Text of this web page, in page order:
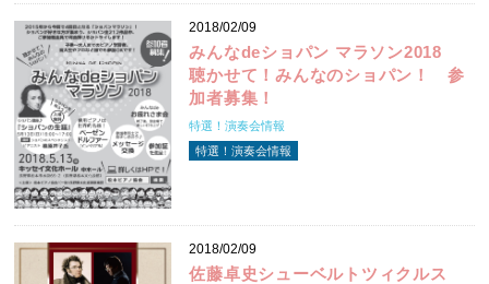
2018/02/09
みんなdeショパン マラソン2018
聴かせて！みんなのショパン！ 参
加者募集！
特選！演奏会情報
特選！演奏会情報
2018/02/09
佐藤卓史シューベルトツィクルス